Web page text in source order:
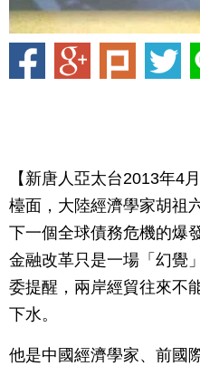
【新唐人亞太台2013年4
檯面，大陸經濟學家胡祖
下一個全球債務危機的爆
金融改革只是一場「幻覺
委提醒，兩岸經貿往來不
下水。
他是中國經濟學家、前國